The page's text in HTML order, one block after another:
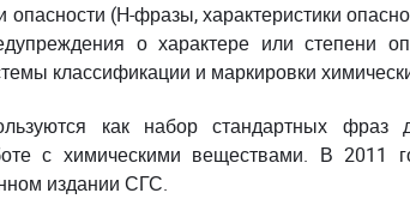
опасности (H-фразы, характеристики
о характере или степени
классификации и маркировки
как набор стандартных фраз
с химическими веществами. В 2011
издании СГС.